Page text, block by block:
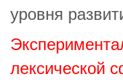
уровня
лексической